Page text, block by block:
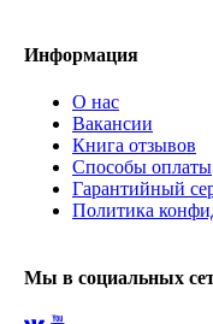
Информация
О нас
Вакансии
Книга отзывов
Способы оплаты
Гарантийный
Политика
Мы в социальных